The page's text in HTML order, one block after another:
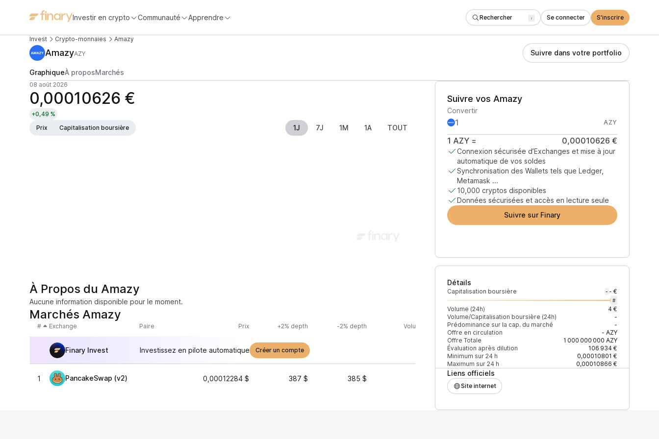
Investir en crypto Communauté Apprendre Rechercher / Se connecter S'inscrire
Invest Crypto-monnaies Amazy
AmazyAZY Suivre dans votre portfolio
GraphiqueÀ proposMarchés
08 août 2026
0,00010626 €
+0,49 %
Prix
Capitalisation boursière 1J 7J 1M 1A TOUT
Suivre vos Amazy
Convertir
AZY
1 AZY= 0,00010626 €
Connexion sécurisée d’Exchanges et mise à jour
automatique de vos soldes
Synchronisation des Wallets tels que Ledger,
Metamask ...
10,000 cryptos disponibles
Données sécurisées et accès en lecture seule
Suivre sur Finary
Détails
Capitalisation boursière - - €
#
Volume (24h)
4 €
Volume/Capitalisation boursière (24h)
-
Prédominance sur la cap. du marché
-
Offre en circulation
- AZY
Offre Totale
1 000 000 000 AZY
Évaluation après dilution
106 934 €
Minimum sur 24 h
0,00010801 €
Maximum sur 24 h
0,00010866 €
Liens officiels
Site internet
À Propos du Amazy
Aucune information disponible pour le moment.
Marchés Amazy
# Exchange Paire Prix +2% depth -2% depth Volume (24h) % du volume Confiance Mis à jour
Finary Invest Investissez en pilote automatique Créer un compte
1 PancakeSwap (v2) 0,00012284 $ 387 $ 385 $ 100 %